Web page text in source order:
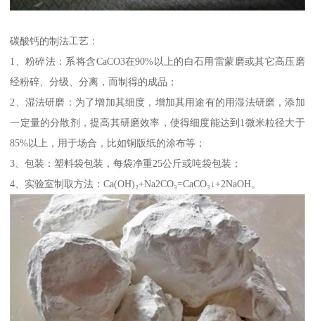
碳酸钙的制法工艺：
1、粉碎法：系将含CaCO3在90%以上的白石用雷蒙磨或其它高压磨
经粉碎、分级、分离，而制得的成品；
2、湿法研磨：为了增加其细度，增加其用途有的用湿法研磨，添加
一定量的分散剂，提高其研磨效率，使得细度能达到1微米粒径大于
85%以上，用于场合，比如铜版纸的涂布等；
3、包装：塑料袋包装，每袋净重25公斤或吨袋包装；
4、实验室制取方法：Ca(OH)₂+Na2CO₃=CaCO₃↓+2NaOH。